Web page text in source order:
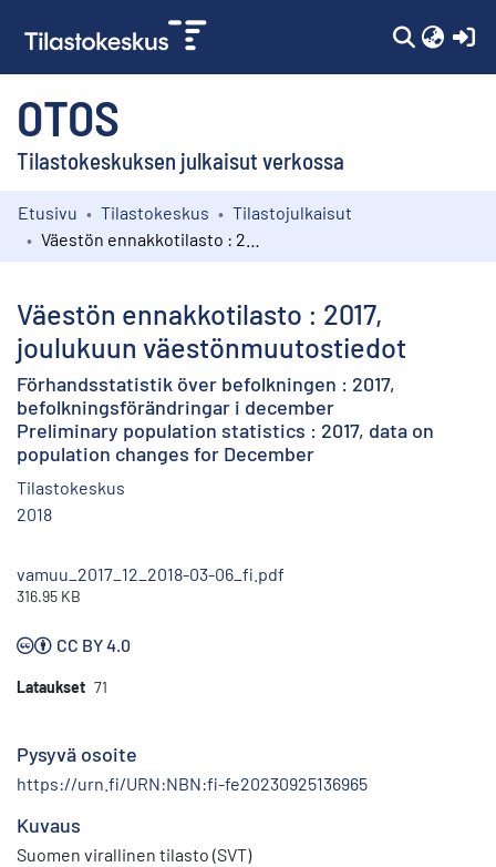
OTOS
Tilastokeskuksen julkaisut verkossa
Kokoelmat
Etusivu Tilastokeskus
Tilastojulkaisut
Väestön ennakkotilasto : 2017,
joulukuun väestönmuutostiedot
Förhandsstatistik över befolkningen : 2017,
befolkningsförändringar i december
Preliminary population statistics : 2017, data on
population changes for December
Tilastokeskus
2018
vamuu_2017_12_2018-03-06_fi.pdf
316.95 KB
CC BY 4.0
Lataukset 71
Pysyvä osoite
https://urn.fi/URN:NBN:fi-fe20230925136965
Kuvaus
Suomen virallinen tilasto (SVT)